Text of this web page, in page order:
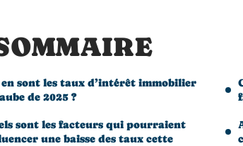
en sont les taux d’intérêt immobilier
de 2025 ?
sont les facteurs qui pourraient
une baisse des taux cette